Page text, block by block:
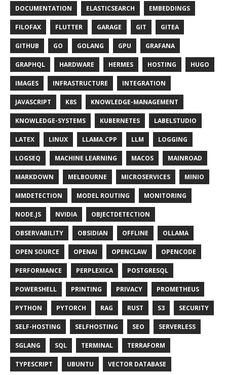
DOCUMENTATION ELASTICSEARCH EMBEDDINGS
FILOFAX FLUTTER GARAGE GIT GITEA
GITHUB GO GOLANG GPU GRAFANA
GRAPHQL HARDWARE HERMES HOSTING HUGO
IMAGES INFRASTRUCTURE INTEGRATION
JAVASCRIPT K8S KNOWLEDGE-MANAGEMENT
KNOWLEDGE-SYSTEMS KUBERNETES LABELSTUDIO
LATEX LINUX LLAMA.CPP LLM LOGGING
LOGSEQ MACHINE LEARNING MACOS MAINROAD
MARKDOWN MELBOURNE MICROSERVICES MINIO
MMDETECTION MODEL ROUTING MONITORING
NODE.JS NVIDIA OBJECTDETECTION
OBSERVABILITY OBSIDIAN OFFLINE OLLAMA
OPEN SOURCE OPENAI OPENCLAW OPENCODE
PERFORMANCE PERPLEXICA POSTGRESQL
POWERSHELL PRINTING PRIVACY PROMETHEUS
PYTHON PYTORCH RAG RUST S3 SECURITY
SELF-HOSTING SELFHOSTING SEO SERVERLESS
SGLANG SQL TERMINAL TERRAFORM
TYPESCRIPT UBUNTU VECTOR DATABASE